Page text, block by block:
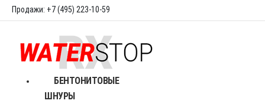
Продажи: +7 (495) 223-10-59
БЕНТОНИТОВЫЕ
ШНУРЫ